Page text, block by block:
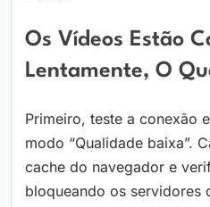
Os Vídeos Estão
Lentamente, O
Primeiro, teste a conexão
modo “Qualidade baixa”.
cache do navegador e
bloqueando os servidores